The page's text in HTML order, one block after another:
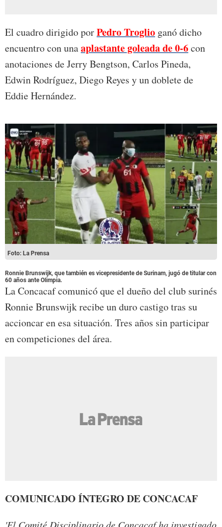
El cuadro dirigido porPedro Troglio ganó dicho
encuentro con unaaplastante goleada de 0-6con
anotaciones de Jerry Bengtson, Carlos Pineda,
Edwin Rodríguez, Diego Reyes y un doblete de
Eddie Hernández.
Foto: La Prensa
Ronnie Brunswijk, que también es vicepresidente de Surinam, jugó de titular con
60 años ante Olimpia.
La Concacaf comunicó que el dueño del club surinés
Ronnie Brunswijk recibe un duro castigo tras su
accioncar en esa situación. Tres años sin participar
en competiciones del área.
COMUNICADO ÍNTEGRO DE CONCACAF